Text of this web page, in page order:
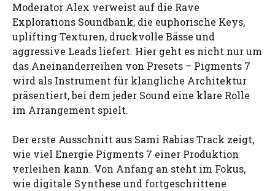
Moderator Alex verweist auf die Rave
Explorations Soundbank, die euphorische Keys,
uplifting Texturen, druckvolle Bässe und
aggressive Leads liefert. Hier geht es nicht nur um
das Aneinanderreihen von Presets – Pigments 7
wird als Instrument für klangliche Architektur
präsentiert, bei dem jeder Sound eine klare Rolle
im Arrangement spielt.
Der erste Ausschnitt aus Sami Rabias Track zeigt,
wie viel Energie Pigments 7 einer Produktion
verleihen kann. Von Anfang an steht im Fokus,
wie digitale Synthese und fortgeschrittene